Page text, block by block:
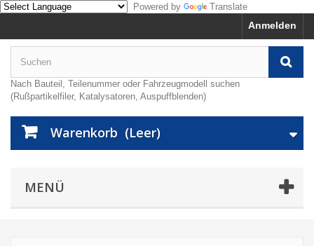
Powered by Translate
Anmelden
Nach Bauteil, Teilenummer oder Fahrzeugmodell suchen
(Rußpartikelfiler, Katalysatoren, Auspuffblenden)
Warenkorb (Leer)
MENÜ